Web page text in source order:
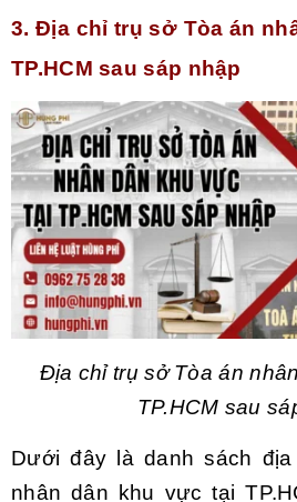
3. Địa chỉ trụ sở Tòa án
TP.HCM sau sáp nhập
Địa chỉ trụ sở Tòa án
TP.HCM sau
Dưới đây là danh sách
nhân dân khu vực tại